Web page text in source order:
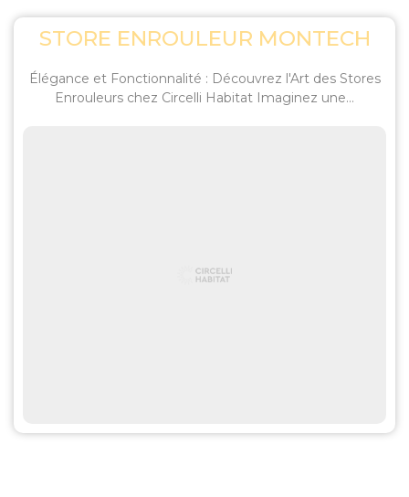
STORE ENROULEUR MONTECH
Élégance et Fonctionnalité : Découvrez l'Art des Stores
Enrouleurs chez Circelli Habitat Imaginez une...